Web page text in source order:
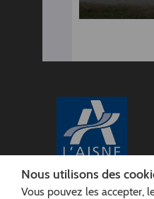
CONSEIL
Nous utilisons des
Vous pouvez les accepter,